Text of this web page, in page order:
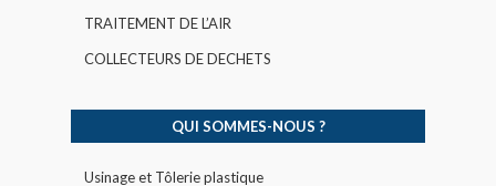
TRAITEMENT DE L’AIR
COLLECTEURS DE DECHETS
QUI SOMMES-NOUS ?
Usinage et Tôlerie plastique